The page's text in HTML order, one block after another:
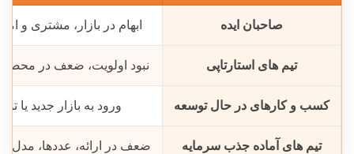
صاحبان ایده ابهام در بازار، مشتری و
تیم های استارتاپی نبود اولویت، ضعف در
کسب و کارهای در حال توسعه ورود به بازار جدید یا
تیم های آماده جذب سرمایه ضعف در ارائه، عددها، مدل